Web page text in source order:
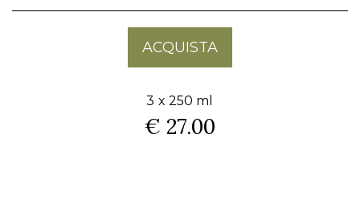
ACQUISTA
3 x 250 ml
€ 27.00